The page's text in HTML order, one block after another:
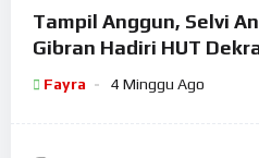
Tampil Anggun, Selvi
Gibran Hadiri HUT
Fayra 4 Minggu Ago